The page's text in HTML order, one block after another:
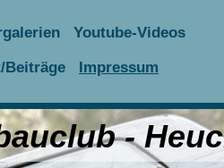
Youtube-Videos
Beiträge Impressum
-